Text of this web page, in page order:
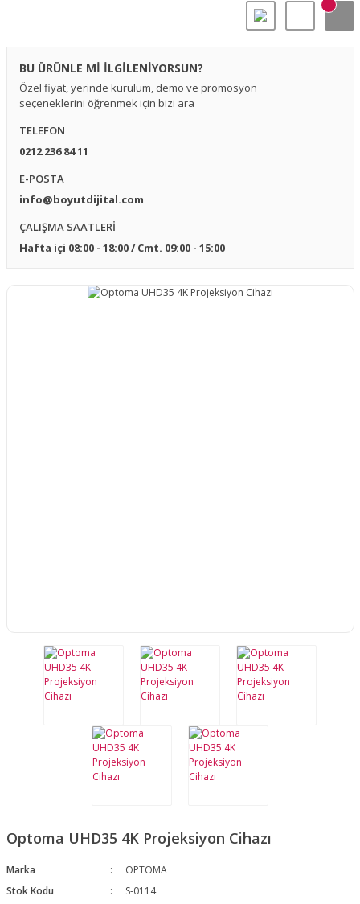
BU ÜRÜNLE Mİ İLGİLENİYORSUN?
Özel fiyat, yerinde kurulum, demo ve promosyon
seçeneklerini öğrenmek için bizi ara
TELEFON
0212 236 84 11
E-POSTA
info@boyutdijital.com
ÇALIŞMA SAATLERİ
Hafta içi 08:00 - 18:00 / Cmt. 09:00 - 15:00
Optoma UHD35 4K Projeksiyon Cihazı
Marka
OPTOMA
Stok Kodu
S-0114